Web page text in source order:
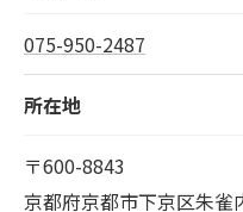
075-950-2487
所在地
〒600-8843
京都府京都市下京区朱